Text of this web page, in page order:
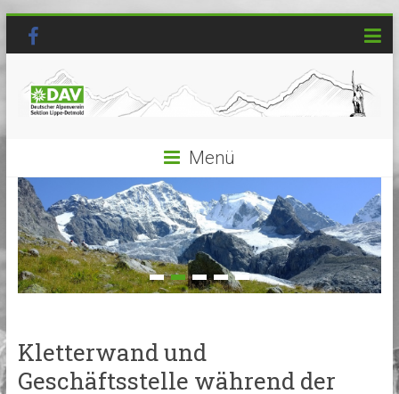
Menü
Kletterwand und
Geschäftsstelle während der